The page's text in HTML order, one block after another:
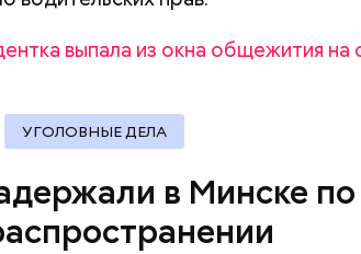
выпала из окна общежития на
УГОЛОВНЫЕ ДЕЛА
в Минске по
выпав из окна на юго-западе